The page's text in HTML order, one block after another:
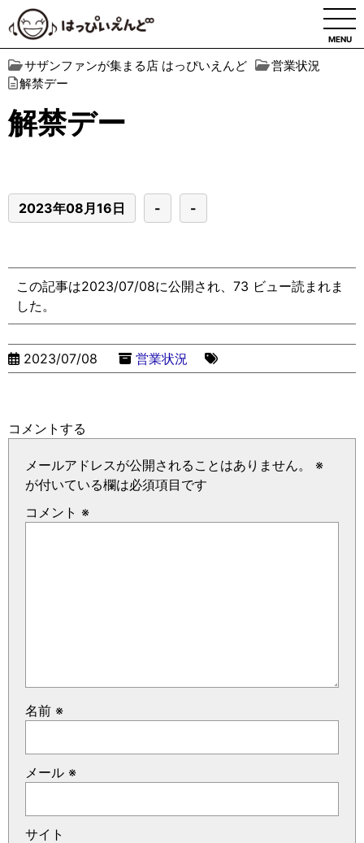
MENU
サザンファンが集まる店 はっぴいえんど
営業状況
解禁デー
解禁デー
2023年08月16日 - -
この記事は2023/07/08に公開され、73 ビュー読まれま
した。
2023/07/08 営業状況
コメントする
メールアドレスが公開されることはありません。
※
が付いている欄は必須項目です
コメント ※
名前 ※
メール ※
サイト